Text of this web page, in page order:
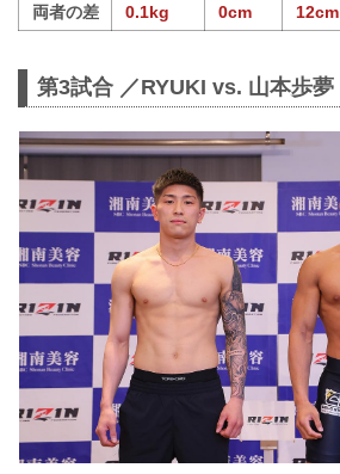
両者の差
0.1kg 0cm 12cm
第3試合 ／RYUKI vs. 山本歩夢